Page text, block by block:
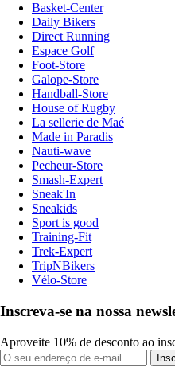
Basket-Center
Daily Bikers
Direct Running
Espace Golf
Foot-Store
Galope-Store
Handball-Store
House of Rugby
La sellerie de Maé
Made in Paradis
Nauti-wave
Pecheur-Store
Smash-Expert
Sneak'In
Sneakids
Sport is good
Training-Fit
Trek-Expert
TripNBikers
Vélo-Store
Inscreva-se na nossa
Aproveite 10% de desconto ao